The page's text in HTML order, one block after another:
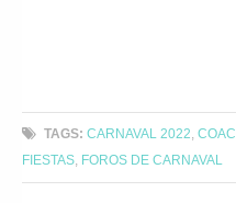
TAGS: CARNAVAL 2022 ,
FIESTAS
FOROS DE CARNAVAL